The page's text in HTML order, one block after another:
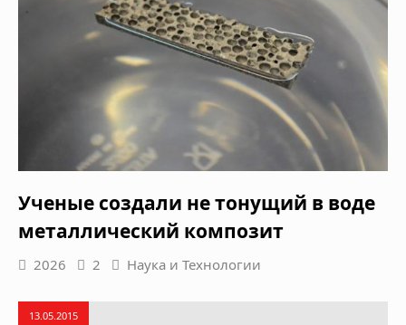
Ученые создали не тонущий в воде
металлический композит
2026 2 Наука и Технологии
13.05.2015